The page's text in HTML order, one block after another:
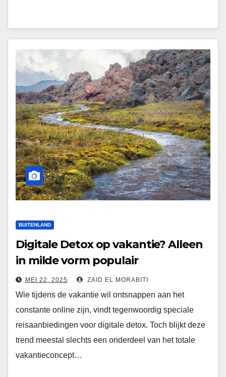
BUITENLAND
Digitale Detox op vakantie? Alleen
in milde vorm populair
MEI 22, 2025 ZAID EL MORABITI
Wie tijdens de vakantie wil ontsnappen aan het
constante online zijn, vindt tegenwoordig speciale
reisaanbiedingen voor digitale detox. Toch blijkt deze
trend meestal slechts een onderdeel van het totale
vakantieconcept…